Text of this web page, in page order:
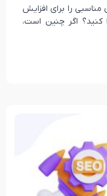
را برای افزایش
کنید؟ اگر چنین است،